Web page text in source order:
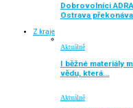
Dobrovolníci
Ostrava
Z kraje
Aktuálně
I běžné materiály
vědu, která…
Aktuálně